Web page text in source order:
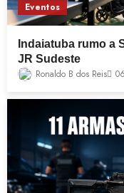
Eventos
Indaiatuba rumo a
JR Sudeste
Ronaldo B dos Reis